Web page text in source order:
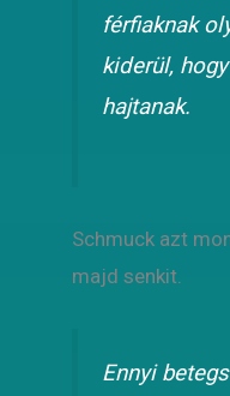
férfiaknak
kiderül,
hajtanak.
Schmuck azt
majd senkit.
Ennyi